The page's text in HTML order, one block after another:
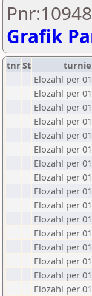
Grafik
tnrSt
Elozahl per
Elozahl per
Elozahl per
Elozahl per
Elozahl per
Elozahl per
Elozahl per
Elozahl per
Elozahl per
Elozahl per
Elozahl per
Elozahl per
Elozahl per
Elozahl per
Elozahl per
Elozahl per